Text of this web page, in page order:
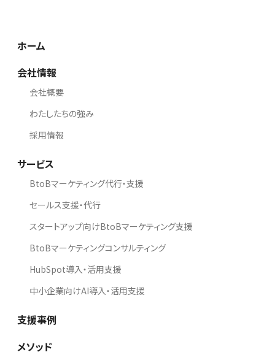
ホーム
会社情報
会社概要
わたしたちの強み
採用情報
サービス
BtoBマーケティング代行・支援
セールス支援・代行
スタートアップ向けBtoBマーケティング支援
BtoBマーケティングコンサルティング
HubSpot導入・活用支援
中小企業向けAI導入・活用支援
支援事例
メソッド